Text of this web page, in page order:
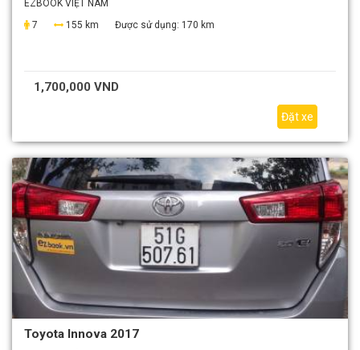
EZBOOK VIỆT NAM
7
155 km Được sử dụng: 170 km
1,700,000 VND
Đặt xe
Toyota Innova 2017